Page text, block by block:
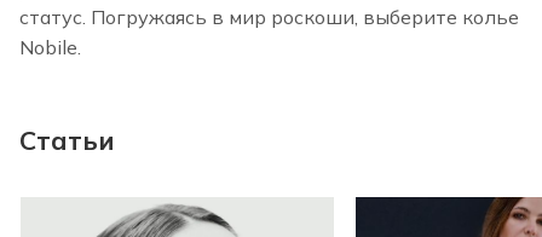
статус. Погружаясь в мир роскоши, выберите колье
Nobile.
Статьи